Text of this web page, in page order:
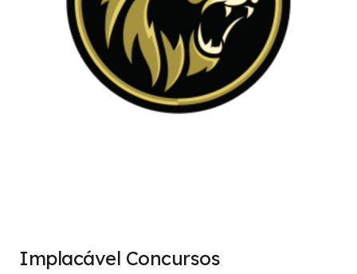
Implacável Concursos